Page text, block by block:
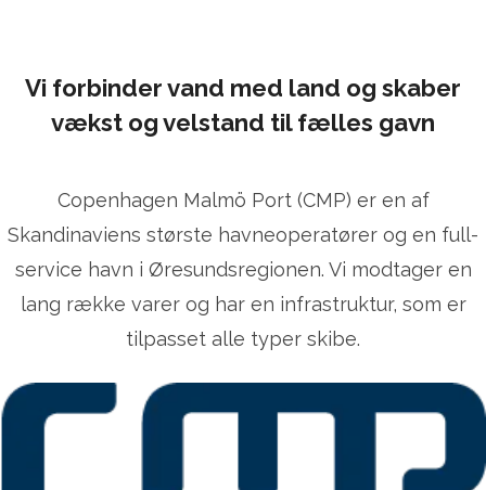
Vi forbinder vand med land og skaber
vækst og velstand til fælles gavn
Copenhagen Malmö Port (CMP) er en af
Skandinaviens største havneoperatører og en full-
service havn i Øresundsregionen. Vi modtager en
lang række varer og har en infrastruktur, som er
tilpasset alle typer skibe.